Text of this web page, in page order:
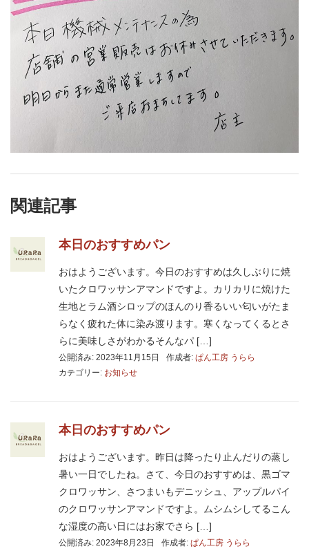
関連記事
本日のおすすめパン
おはようございます。今日のおすすめは久しぶりに焼
いたクロワッサンアマンドですよ。カリカリに焼けた
生地とラム酒シロップのほんのり香るいい匂いがたま
らなく疲れた体に染み渡ります。寒くなってくるとさ
らに美味しさがわかるそんなパ […]
公開済み: 2023年11月15日 作成者: ぱん工房 うらら
カテゴリー: お知らせ
本日のおすすめパン
おはようございます。昨日は降ったり止んだりの蒸し
暑い一日でしたね。さて、今日のおすすめは、黒ゴマ
クロワッサン、さつまいもデニッシュ、アップルパイ
のクロワッサンアマンドですよ。ムシムシしてるこん
な湿度の高い日にはお家でさら […]
公開済み: 2023年8月23日 作成者: ぱん工房 うらら